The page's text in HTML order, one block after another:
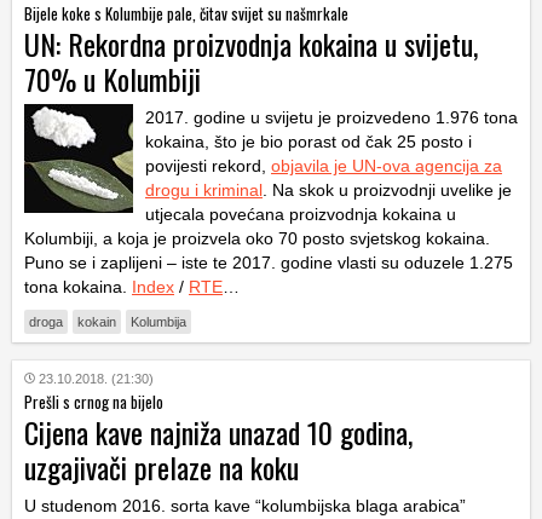
Bijele koke s Kolumbije pale, čitav svijet su našmrkale
UN: Rekordna proizvodnja kokaina u svijetu,
70% u Kolumbiji
2017. godine u svijetu je proizvedeno 1.976 tona
kokaina, što je bio porast od čak 25 posto i
povijesti rekord, objavila je UN-ova agencija za
drogu i kriminal. Na skok u proizvodnji uvelike je
utjecala povećana proizvodnja kokaina u
Kolumbiji, a koja je proizvela oko 70 posto svjetskog kokaina.
Puno se i zaplijeni – iste te 2017. godine vlasti su oduzele 1.275
tona kokaina. Index / RTE…
droga kokain Kolumbija
23.10.2018. (21:30)
Prešli s crnog na bijelo
Cijena kave najniža unazad 10 godina,
uzgajivači prelaze na koku
U studenom 2016. sorta kave “kolumbijska blaga arabica”